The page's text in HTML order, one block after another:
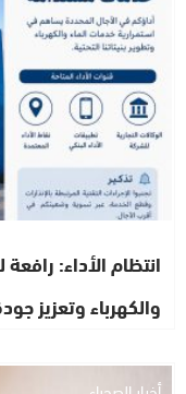
انتظام الأداء:
والكهرباء وتعزيز